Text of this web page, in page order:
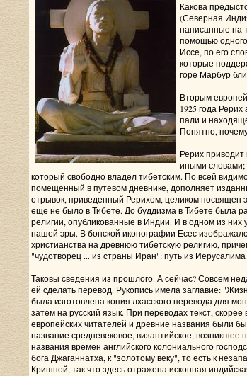
Какова
(Северная
написанные на
помощью
Иссе, по его
которые
горе Марбур
Вторым
1925 года
пали и
Понятно,
Рерих
иными словами;
который свободно владел тибетским. По всей
помещенный в путевом дневнике, дополняет
отрывок, приведенный Рерихом, целиком посвящен
еще не было в Тибете. До буддизма в Тибете была
религии, опубликованные в Индии. И в одном из
нашей эры. В бонской иконографии Есес
христианства на древнюю тибетскую религию,
"чудотворец ... из страны Иран": путь из
Таковы сведения из прошлого. А сейчас? Совсем
ей сделать перевод. Рукопись имела заглавие:
была изготовлена копия лхасского перевода для
затем на русский язык. При переводах текст,
европейских читателей и древние названия были
название средневековое, византийское,
названия времен английского колониального
бога Джаганнатха, к "золотому веку", то есть к
Кришной, так что здесь отражена исконная